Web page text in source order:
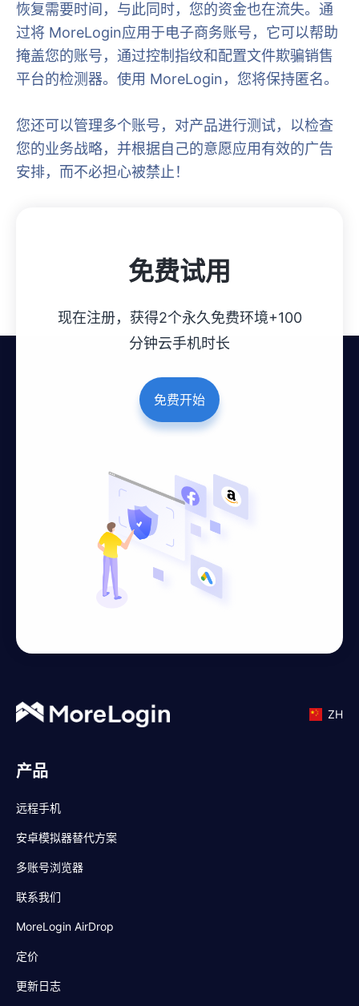
恢复需要时间，与此同时，您的资金也在流失。通
过将 MoreLogin应用于电子商务账号，它可以帮助
掩盖您的账号，通过控制指纹和配置文件欺骗销售
平台的检测器。使用 MoreLogin，您将保持匿名。
您还可以管理多个账号，对产品进行测试，以检查
您的业务战略，并根据自己的意愿应用有效的广告
安排，而不必担心被禁止！
免费试用
现在注册，获得2个永久免费环境+100
分钟云手机时长
免费开始
ZH
产品
远程手机
安卓模拟器替代方案
多账号浏览器
联系我们
MoreLogin AirDrop
定价
更新日志